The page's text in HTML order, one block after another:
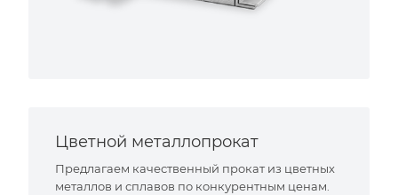
Цветной металлопрокат
Предлагаем качественный прокат из цветных
металлов и сплавов по конкурентным ценам.